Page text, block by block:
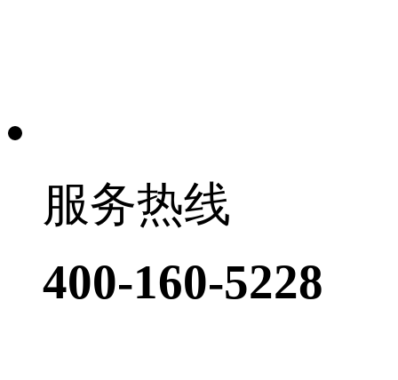
服务热线
400-160-5228